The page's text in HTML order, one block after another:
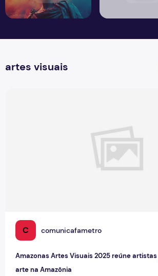
artes visuais
C comunicafametro
Amazonas Artes Visuais 2025 reúne
arte na Amazônia